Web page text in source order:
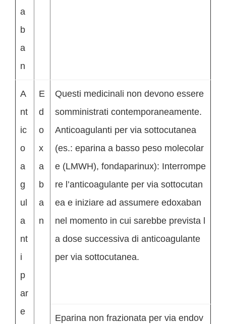
a
b
a
n
A
nt
ic
o
a
g
ul
a
nt
i
p
ar
e
E
d
o
x
a
b
a
n
Questi medicinali non devono essere
somministrati contemporaneamente.
Anticoagulanti per via sottocutanea
(es.: eparina a basso peso molecolar
e (LMWH), fondaparinux): Interrompe
re l’anticoagulante per via sottocutan
ea e iniziare ad assumere edoxaban
nel momento in cui sarebbe prevista l
a dose successiva di anticoagulante
per via sottocutanea.
Eparina non frazionata per via endov